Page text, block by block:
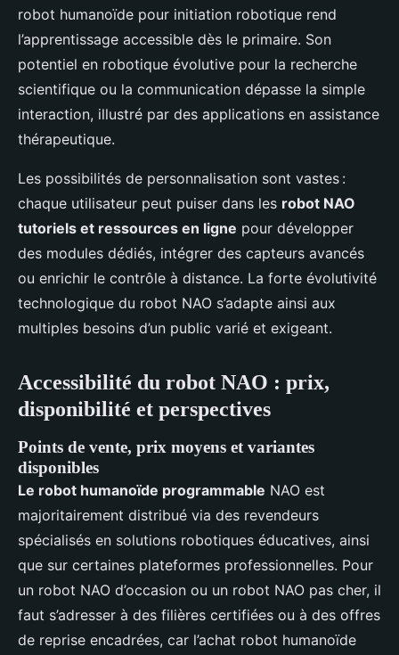
robot humanoïde pour initiation robotique rend
l’apprentissage accessible dès le primaire. Son
potentiel en robotique évolutive pour la recherche
scientifique ou la communication dépasse la simple
interaction, illustré par des applications en assistance
thérapeutique.
Les possibilités de personnalisation sont vastes :
chaque utilisateur peut puiser dans les robot NAO
tutoriels et ressources en ligne pour développer
des modules dédiés, intégrer des capteurs avancés
ou enrichir le contrôle à distance. La forte évolutivité
technologique du robot NAO s’adapte ainsi aux
multiples besoins d’un public varié et exigeant.
Accessibilité du robot NAO : prix,
disponibilité et perspectives
Points de vente, prix moyens et variantes
disponibles
Le robot humanoïde programmable NAO est
majoritairement distribué via des revendeurs
spécialisés en solutions robotiques éducatives, ainsi
que sur certaines plateformes professionnelles. Pour
un robot NAO d’occasion ou un robot NAO pas cher, il
faut s’adresser à des filières certifiées ou à des offres
de reprise encadrées, car l’achat robot humanoïde